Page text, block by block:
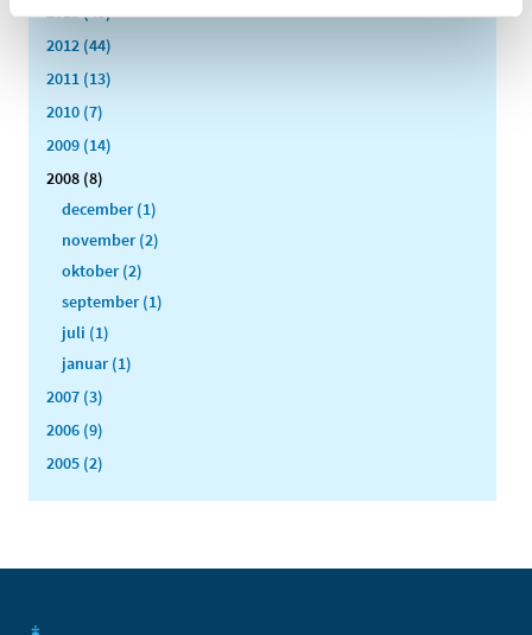
2013 (49)
2012 (44)
2011 (13)
2010 (7)
2009 (14)
2008 (8)
december (1)
november (2)
oktober (2)
september (1)
juli (1)
januar (1)
2007 (3)
2006 (9)
2005 (2)